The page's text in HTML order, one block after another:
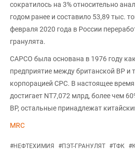
сократилось на 3% относительно
годом ранее и составило 53,89 тыс.
февраля 2020 года в России
гранулята.
CAPCO была основана в 1976 году
предприятие между британской BP и
корпорацией CPC. В настоящее время
достигает NT7,072 млрд, более чем
BP, остальные принадлежат
MRC
#НЕФТЕХИМИЯ #ПЭТ-ГРАНУЛЯТ #ТФК #